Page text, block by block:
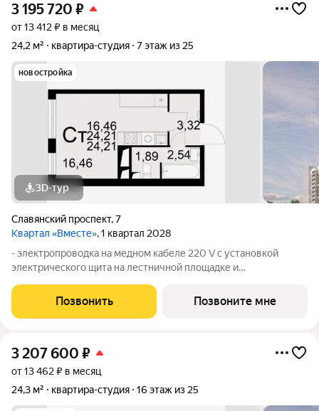
3 195 720 ₽
от 13 412 ₽ в месяц
24,2 м²
квартира-студия 7 этаж из 25
новостройка
3D-тур
Славянский проспект,7
Квартал «Вместе», 1 квартал 2028
- электропроводка на медном кабеле 220 V с установкой
электрического щита на лестничной площадке и
стен, кроме стен лоджий, откосов дверных и оконных
проемов, ниш прохождения стояков
Позвонить Позвоните мне
3 207 600 ₽
от 13 462 ₽ в месяц
24,3 м²
квартира-студия 16 этаж из 25